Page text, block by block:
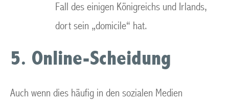
Fall des einigen Königreichs und Irlands,
dort sein „domicile“ hat.
5. Online-Scheidung
Auch wenn dies häufig in den sozialen Medien